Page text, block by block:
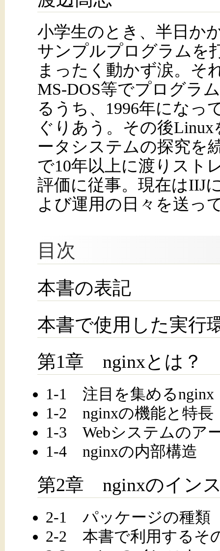
小学生のとき、半日か
サンプルプログラムを
まったく動かず涙。そ
MS-DOS等でプログラ
るうち、1996年になっ
ぐりあう。その後
ータシステムの探究を
で10年以上に渡りスト
評価に従事。現在はIIJ
よび運用の日々を送っ
目次
本書の表記
本書で使用した実行
第1章 nginxとは？
1-1 注目を集めるnginx
1-2 nginxの機能と特長
1-3 Webシステムのア
1-4 nginxの内部構造
第2章 nginxのイン
2-1 パッケージの種類
2-2 本書で利用するそ